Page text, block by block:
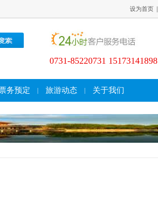
设为首页
0731-85220731 15173141898
务预定 旅游动态 关于我们